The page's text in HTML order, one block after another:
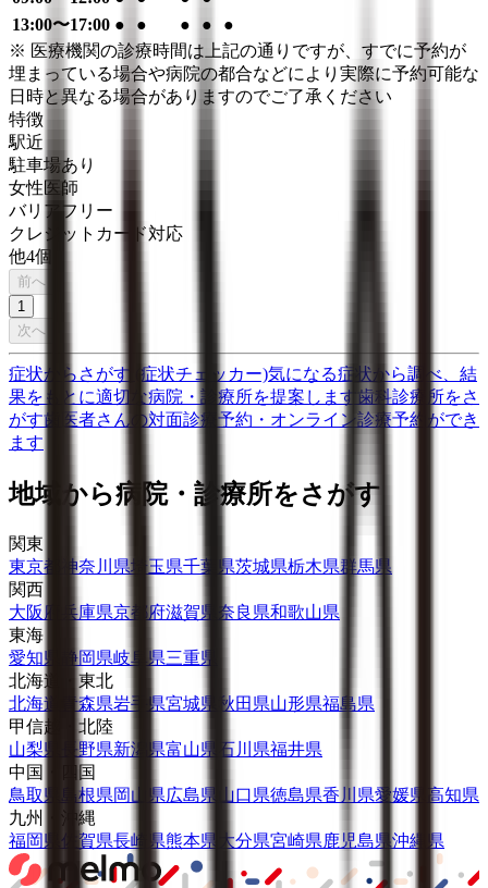
13:00〜17:00 ● ● ● ●
●
※ 医療機関の診療時間は上記の通りですが、すでに予約が
埋まっている場合や病院の都合などにより実際に予約可能な
日時と異なる場合がありますのでご了承ください
特徴
駅近
駐車場あり
女性医師
バリアフリー
クレジットカード対応
他4個
前へ
1
次へ
症状からさがす (症状チェッカー)気になる症状から調べ、結
果をもとに適切な病院・診療所を提案します 歯科診療所をさ
がす歯医者さんの対面診療予約・オンライン診療予約ができ
ます
地域から病院・診療所をさがす
関東
東京都
神奈川県埼玉県千葉県茨城県栃木県群馬県
関西
大阪府
兵庫県京都府滋賀県 奈良県和歌山県
東海
愛知県
静岡県岐阜県三重県
北海道・東北
北海道
青森県岩手県宮城県 秋田県山形県福島県
甲信越・北陸
山梨県
長野県新潟県富山県 石川県福井県
中国・四国
鳥取県
島根県岡山県広島県 山口県徳島県香川県愛媛県 高知県
九州・沖縄
福岡県 佐賀県長崎県熊本県 大分県宮崎県鹿児島県沖縄県